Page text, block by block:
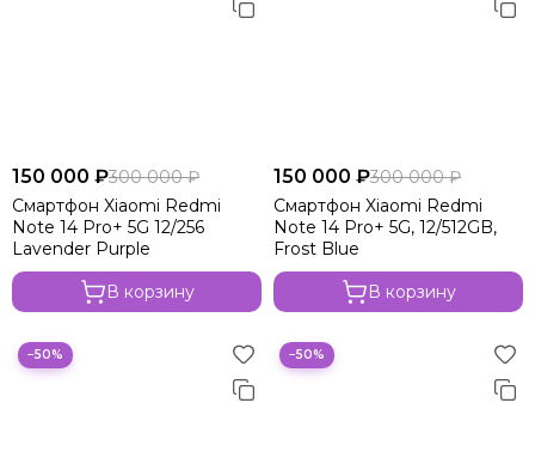
150 000 ₽300 000 ₽
Смартфон Xiaomi Redmi
Note 14 Pro+ 5G 12/256
Lavender Purple
В корзину
150 000 ₽300 000 ₽
Смартфон Xiaomi Redmi
Note 14 Pro+ 5G, 12/512GB,
Frost Blue
В корзину
−50% −50%